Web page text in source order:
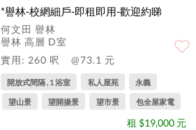
*譽林-校網細戶-即租即用-歡迎約睇
何文田 譽林
譽林 高層 D室
實用: 260 呎
@73.1 元
開放式間隔 , 1 浴室 私人屋苑 永義
望山景 望開揚景 望市景 包全屋家電
租 $19,000 元